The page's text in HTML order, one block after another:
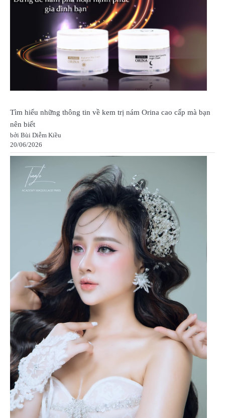
Tìm hiểu những thông tin về kem trị nám Orina cao cấp mà bạn
nên biết
bởi Bùi Diễm Kiều
20/06/2026